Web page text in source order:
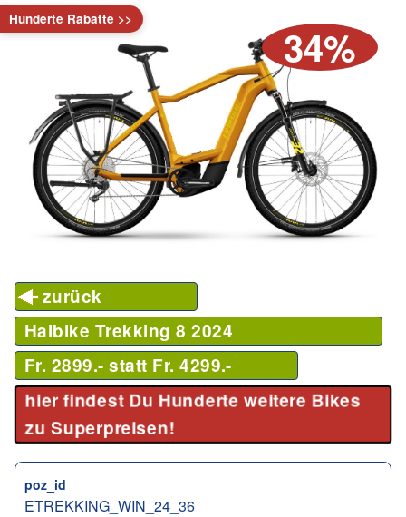
Hunderte Rabatte >>
34%
zurück
Haibike Trekking 8 2024
Fr. 2899.- stattFr. 4299.-
hier findest Du Hunderte weitere Bikes
zu Superpreisen!
poz_id
ETREKKING_WIN_24_36